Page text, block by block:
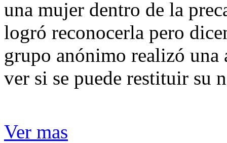
una mujer dentro de la
logró reconocerla pero
grupo anónimo realizó
ver si se puede restituir su
Ver mas